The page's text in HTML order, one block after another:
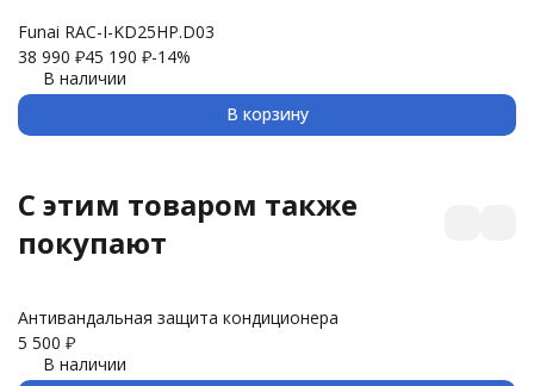
Funai RAC-I-KD25HP.D03
38 990 ₽45 190 ₽-14%
В наличии
В корзину
C этим товаром также
покупают
Антивандальная защита кондиционера
5 500 ₽
В наличии